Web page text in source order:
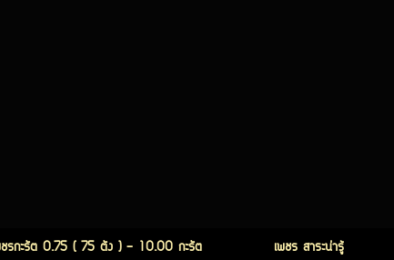
ชรกะรัต 0.75 ( 75 ตัง ) - 10.00 กะรัต เพชร สาระน่ารู้